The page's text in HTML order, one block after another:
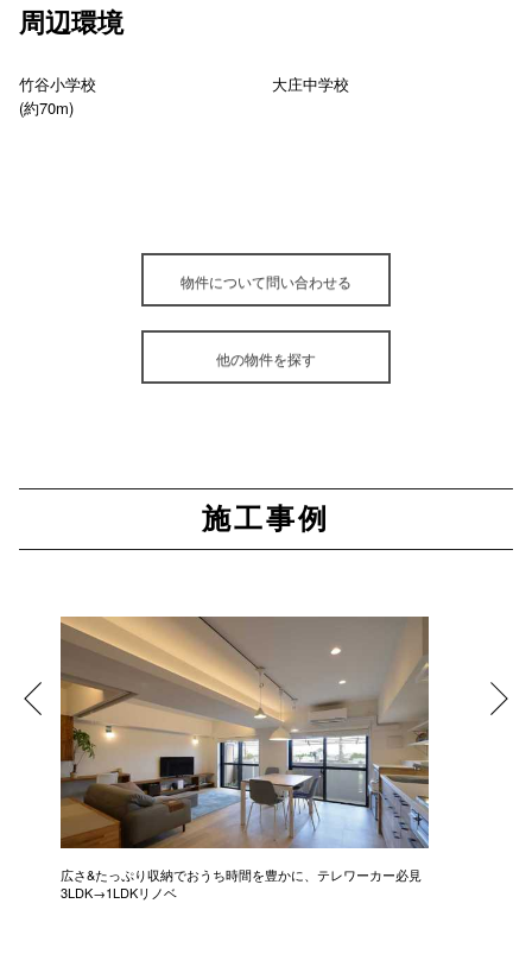
周辺環境
竹谷小学校
(約70m)
大庄中学校
物件について問い合わせる
他の物件を探す
施工事例
広さ&たっぷり収納でおうち時間を豊かに、テレワーカー必見
3LDK→1LDKリノベ